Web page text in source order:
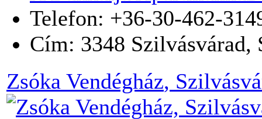
Telefon: +36-30-462-
Cím: 3348 Szilvásvárad,
Zsóka Vendégház,